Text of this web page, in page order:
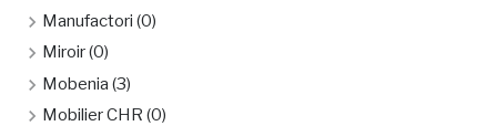
Manufactori (0)
Miroir(0)
Mobenia (3)
Mobilier CHR (0)